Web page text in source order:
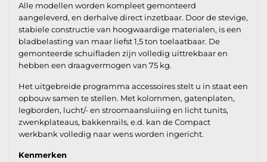
Alle modellen worden kompleet gemonteerd
aangeleverd, en derhalve direct inzetbaar. Door de stevige,
stabiele constructie van hoogwaardige materialen, is een
bladbelasting van maar liefst 1,5 ton toelaatbaar. De
gemonteerde schuifladen zijn volledig uittrekbaar en
hebben een draagvermogen van 75 kg.
Het uitgebreide programma accessoires stelt u in staat een
opbouw samen te stellen. Met kolommen, gatenplaten,
legborden, lucht/- en stroomaansluiing en licht tunits,
zwenkplateaus, bakkenrails, e.d. kan de Compact
werkbank volledig naar wens worden ingericht.
Kenmerken